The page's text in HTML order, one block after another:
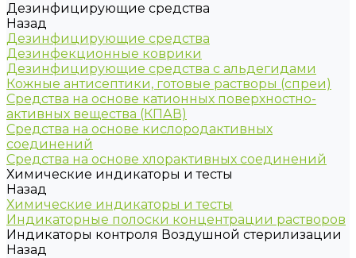
Дезинфицирующие средства
Назад
Дезинфицирующие средства
Дезинфекционные коврики
Дезинфицирующие средства с альдегидами
Кожные антисептики, готовые растворы (спреи)
Средства на основе катионных поверхностно-
активных вещества (КПАВ)
Средства на основе кислородактивных
соединений
Средства на основе хлорактивных соединений
Химические индикаторы и тесты
Назад
Химические индикаторы и тесты
Индикаторные полоски концентрации растворов
Индикаторы контроля Воздушной стерилизации
Назад